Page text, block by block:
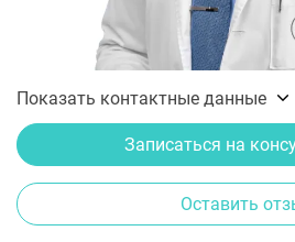
Показать контактные данные
Записаться на
Оставить